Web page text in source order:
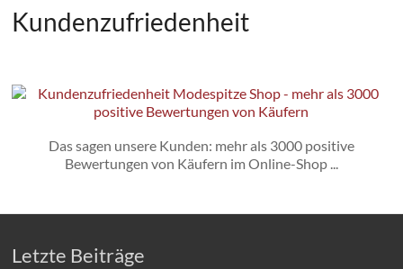
Kundenzufriedenheit
Das sagen unsere Kunden: mehr als 3000 positive
Bewertungen von Käufern im Online-Shop ...
Letzte Beiträge